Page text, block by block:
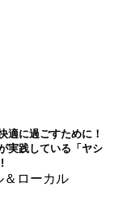
適に過ごすために！
実践している「ヤシ
＆ローカル